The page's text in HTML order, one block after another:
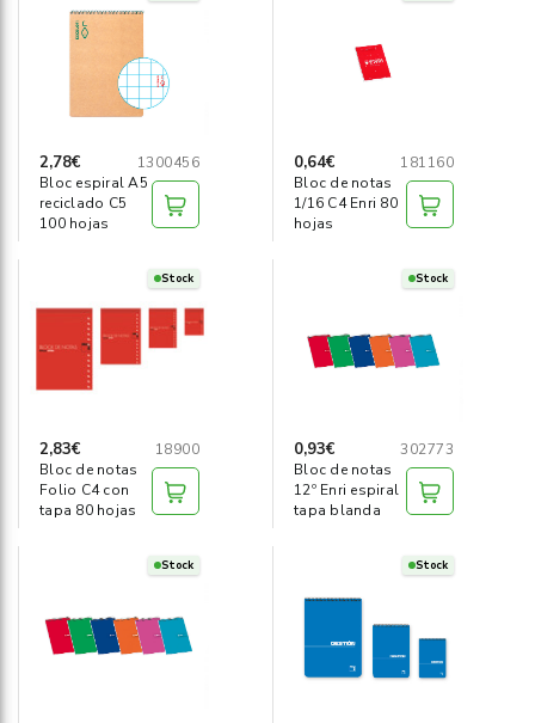
2,78€
1300456
Bloc espiral A5
reciclado C5
100 hojas
0,64€
181160
Bloc de notas
1/16 C4 Enri 80
hojas
Stock
2,83€
18900
Bloc de notas
Folio C4 con
tapa 80 hojas
Stock
0,93€
302773
Bloc de notas
12º Enri espiral
tapa blanda
Stock Stock